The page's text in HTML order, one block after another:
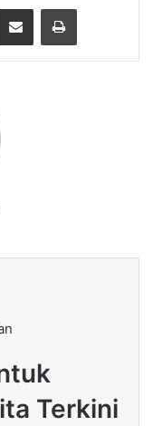
Share via Email Print
Terkini